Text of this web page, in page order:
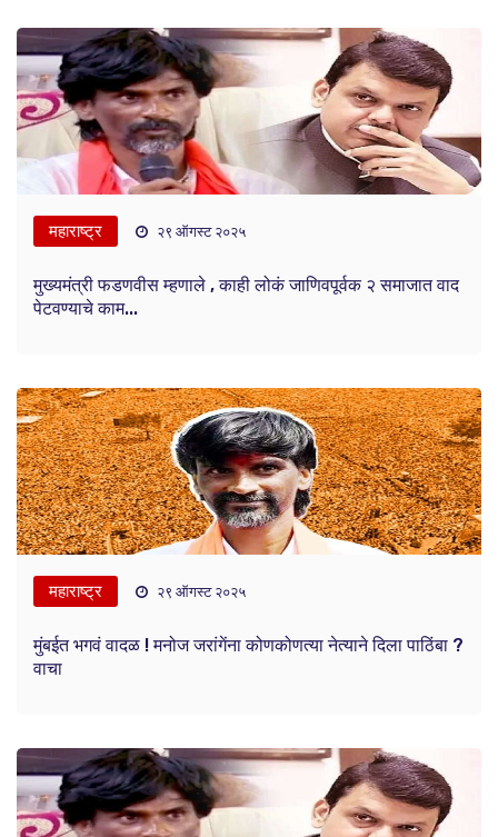
महाराष्ट्र २९ ऑगस्ट २०२५
मुख्यमंत्री फडणवीस म्हणाले , काही लोकं जाणिवपूर्वक २ समाजात वाद
पेटवण्याचे काम...
महाराष्ट्र २९ ऑगस्ट २०२५
मुंबईत भगवं वादळ ! मनोज जरांगेंना कोणकोणत्या नेत्याने दिला पाठिंबा ?
वाचा